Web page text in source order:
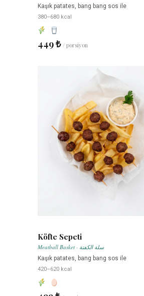
Kaşık patates, bang bang sos ile
380–680 kcal
449 ₺ / porsiyon
Köfte Sepeti
Meatball Basket · سلة الكفتة
Kaşık patates, bang bang sos ile
420–620 kcal